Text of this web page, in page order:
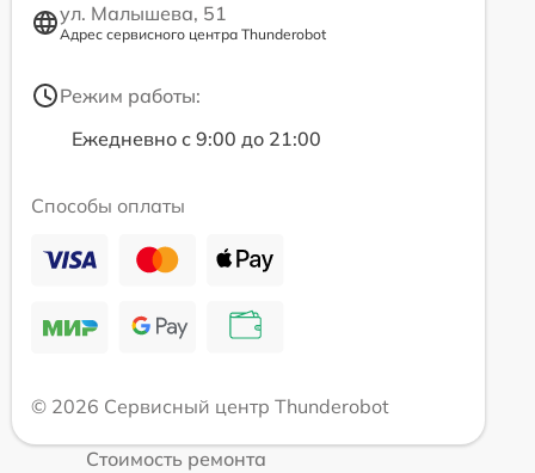
ул. Малышева, 51
Адрес сервисного центра Thunderobot
Режим работы:
Ежедневно с 9:00 до 21:00
Способы оплаты
© 2026 Сервисный центр Thunderobot
Стоимость ремонта